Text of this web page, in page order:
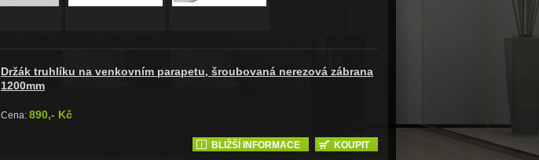
Držák truhlíku na venkovním parapetu, šroubovaná nerezová zábrana
1200mm
Cena: 890,- Kč
BLIŽŠÍ INFORMACE KOUPIT